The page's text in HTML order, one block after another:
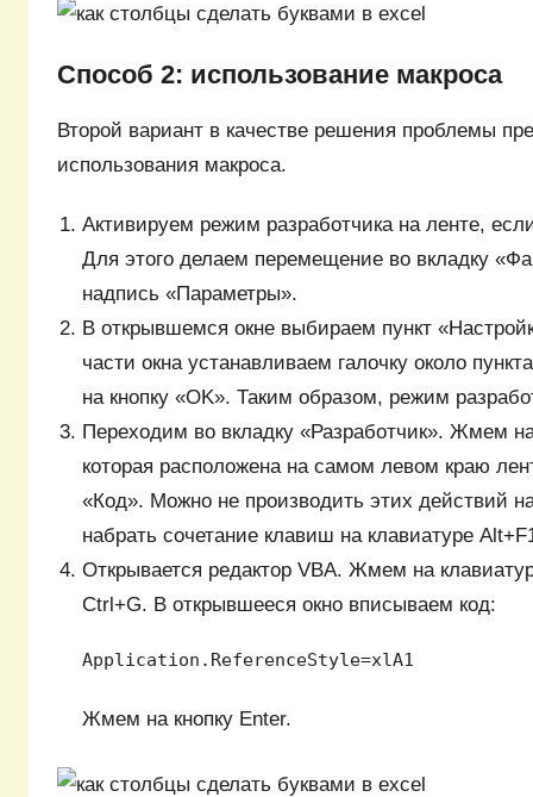
Способ 2: использование макроса
Второй вариант в качестве решения проблемы
использования макроса.
Активируем режим разработчика на ленте,
Для этого делаем перемещение во вкладку
надпись «Параметры».
В открывшемся окне выбираем пункт
части окна устанавливаем галочку около
на кнопку «OK». Таким образом, режим
Переходим во вкладку «Разработчик». Жмем
которая расположена на самом левом краю
«Код». Можно не производить этих действий
набрать сочетание клавиш на клавиатуре
Открывается редактор VBA. Жмем на
Ctrl+G. В открывшееся окно вписываем код:
Application.ReferenceStyle=xlA1
Жмем на кнопку Enter.